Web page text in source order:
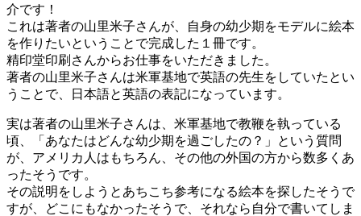
介です！
これは著者の山里米子さんが、自身の幼少期をモデルに絵本
を作りたいということで完成した１冊です。
精印堂印刷さんからお仕事をいただきました。
著者の山里米子さんは米軍基地で英語の先生をしていたとい
うことで、日本語と英語の表記になっています。
実は著者の山里米子さんは、米軍基地で教鞭を執っている
頃、「あなたはどんな幼少期を過ごしたの？」という質問
が、アメリカ人はもちろん、その他の外国の方から数多くあ
ったそうです。
その説明をしようとあちこち参考になる絵本を探したそうで
すが、どこにもなかったそうで、それなら自分で書いてしま